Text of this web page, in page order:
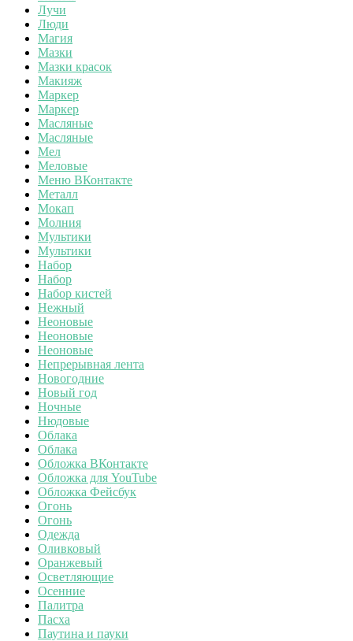
Лучи
Люди
Магия
Мазки
Мазки красок
Макияж
Маркер
Маркер
Масляные
Масляные
Мел
Меловые
Меню ВКонтакте
Металл
Мокап
Молния
Мультики
Мультики
Набор
Набор
Набор кистей
Нежный
Неоновые
Неоновые
Неоновые
Непрерывная лента
Новогодние
Новый год
Ночные
Нюдовые
Облака
Облака
Обложка ВКонтакте
Обложка для YouTube
Обложка Фейсбук
Огонь
Огонь
Одежда
Оливковый
Оранжевый
Осветляющие
Осенние
Палитра
Пасха
Паутина и пауки